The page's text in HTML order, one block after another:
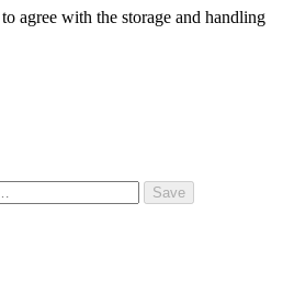
agree with the storage and handling